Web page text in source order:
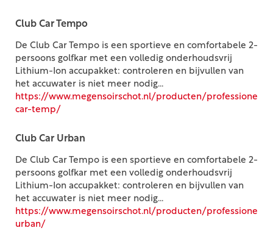
Club Car Tempo
De Club Car Tempo is een sportieve en comfortabele 2-
persoons golfkar met een volledig onderhoudsvrij
Lithium-Ion accupakket: controleren en bijvullen van
het accuwater is niet meer nodig...
https://www.megensoirschot.nl/producten/
car-temp/
Club Car Urban
De Club Car Tempo is een sportieve en comfortabele 2-
persoons golfkar met een volledig onderhoudsvrij
Lithium-Ion accupakket: controleren en bijvullen van
het accuwater is niet meer nodig...
https://www.megensoirschot.nl/producten/
urban/